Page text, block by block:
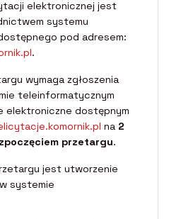
elektronicznej jest
systemu
pod adresem:
.
wymaga zgłoszenia
teleinformatycznym
elektroniczne dostępnym
na 2
przetargu.
jest utworzenie
systemie